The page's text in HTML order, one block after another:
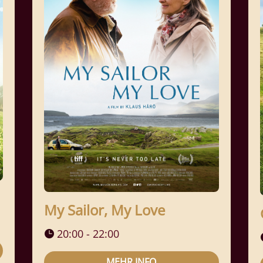
My Sailor, My Love
20:00 - 22:00